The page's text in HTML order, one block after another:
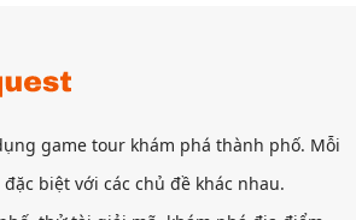
game tour khám phá thành phố. Mỗi
biệt với các chủ đề khác nhau.